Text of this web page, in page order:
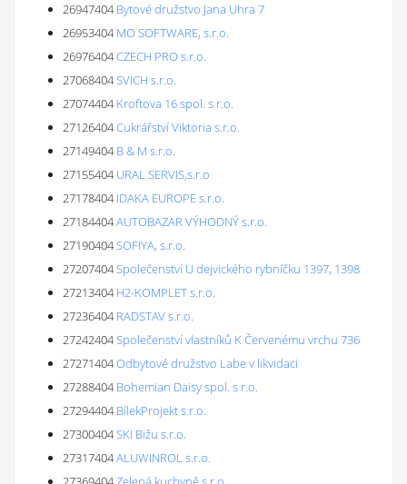
26947404 Bytové družstvo Jana Uhra 7
26953404 MO SOFTWARE, s.r.o.
26976404CZECH PRO s.r.o.
27068404SVICH s.r.o.
27074404 Kroftova 16 spol. s r.o.
27126404Cukrářství Viktoria s.r.o.
27149404 B & M s.r.o.
27155404 URAL SERVIS,s.r.o
27178404 IDAKA EUROPE s.r.o.
27184404AUTOBAZAR VÝHODNÝ s.r.o.
27190404SOFIYA, s.r.o.
27207404Společenství U dejvického rybníčku 1397, 1398
27213404 H2-KOMPLET s.r.o.
27236404 RADSTAV s.r.o.
27242404Společenství vlastníků K Červenému vrchu 736
27271404Odbytové družstvo Labe v likvidaci
27288404 Bohemian Daisy spol. s r.o.
27294404 BílekProjekt s.r.o.
27300404SKI Bižu s.r.o.
27317404ALUWINROL s.r.o.